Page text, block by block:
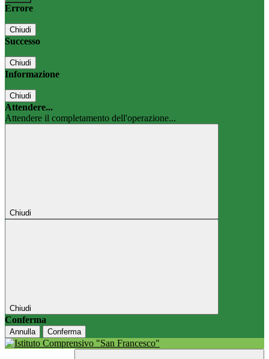
Errore
Chiudi
Successo
Chiudi
Informazione
Chiudi
Attendere...
Attendere il completamento dell'operazione...
Chiudi
Chiudi
Conferma
Annulla Conferma